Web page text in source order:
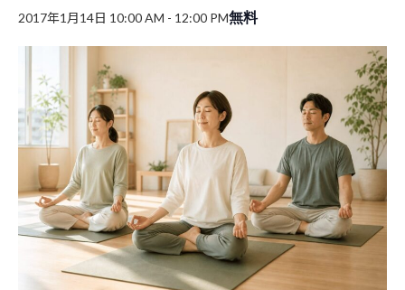
2017年1月14日 10:00 AM - 12:00 PM無料